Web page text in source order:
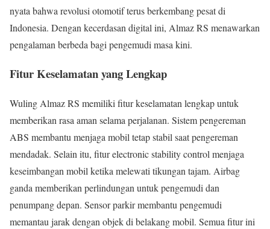
nyata bahwa revolusi otomotif terus berkembang pesat di
Indonesia. Dengan kecerdasan digital ini, Almaz RS menawarkan
pengalaman berbeda bagi pengemudi masa kini.
Fitur Keselamatan yang Lengkap
Wuling Almaz RS memiliki fitur keselamatan lengkap untuk
memberikan rasa aman selama perjalanan. Sistem pengereman
ABS membantu menjaga mobil tetap stabil saat pengereman
mendadak. Selain itu, fitur electronic stability control menjaga
keseimbangan mobil ketika melewati tikungan tajam. Airbag
ganda memberikan perlindungan untuk pengemudi dan
penumpang depan. Sensor parkir membantu pengemudi
memantau jarak dengan objek di belakang mobil. Semua fitur ini